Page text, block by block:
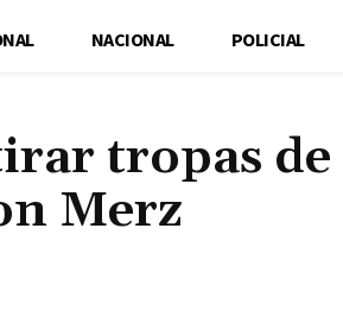
NACIONAL POLICIAL
tropas de
Merz